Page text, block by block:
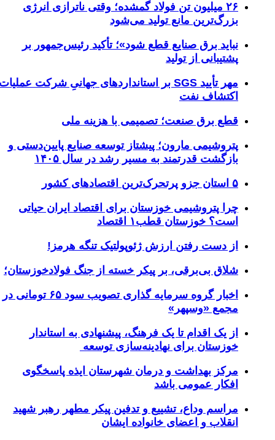
۲۶ میلیون تن فولاد گمشده؛ وقتی ناترازی انرژی
مانع تولید می‌شود
برق صنایع قطع شود»؛ تأکید رئیس‌جمهور بر
از تولید
مهر تأیید SGS بر استانداردهای جهانیِ شرکت عملیات
نفت
برق صنعت؛ تصمیمی با هزینه ملی
مارون؛ پیشتاز توسعه صنایع پایین‌دستی و
قدرتمند به مسیر رشد در سال ۱۴۰۵
پتروشیمی خوزستان برای اقتصاد ایران حیاتی
خوزستان قطب۱ اقتصاد
دست رفتن ارزش ژئوپولتیک تنگه هرمز!
بی‌برقی، بر پیکر خسته‌ از جنگ فولادخوزستان؛
اخبار گروه سرمایه گذاری تصویب سود ۶۵ تومانی در
«وسپهر»
یک اقدام تا یک فرهنگ، پیشنهادی به استاندار
برای نهادینه‌سازی توسعه
بهداشت و درمان شهرستان ایذه پاسخگوی
عمومی باشد
وداع، تشییع و تدفین پیکر مطهر رهبر شهید
و اعضای خانواده ایشان